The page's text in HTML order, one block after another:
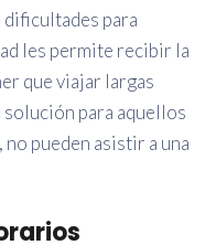
para
les permite recibir la
que viajar largas
solución para aquellos
pueden asistir a una